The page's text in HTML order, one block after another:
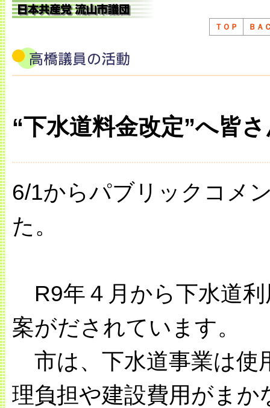
ＴＯＰ ＢＡ
“下水道料金改定”へ皆
6/1からパブリックコメ
た。
R9年４月から下水道利
案がだされています。
市は、下水道事業は使
理負担や建設費用がま